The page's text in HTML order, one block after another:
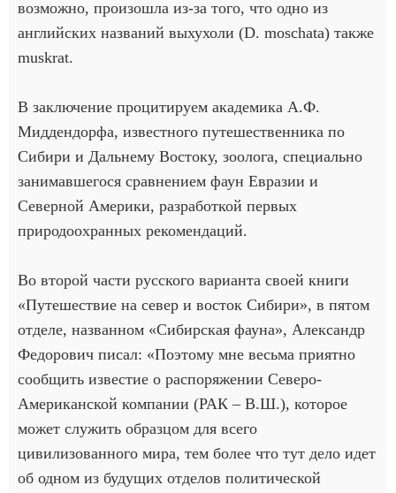
возможно, произошла из-за того, что одно из
английских названий выхухоли (D. moschata) также
muskrat.
В заключение процитируем академика А.Ф.
Миддендорфа, известного путешественника по
Сибири и Дальнему Востоку, зоолога, специально
занимавшегося сравнением фаун Евразии и
Северной Америки, разработкой первых
природоохранных рекомендаций.
Во второй части русского варианта своей книги
«Путешествие на север и восток Сибири», в пятом
отделе, названном «Сибирская фауна», Александр
Федорович писал: «Поэтому мне весьма приятно
сообщить известие о распоряжении Северо-
Американской компании (РАК – В.Ш.), которое
может служить образцом для всего
цивилизованного мира, тем более что тут дело идет
об одном из будущих отделов политической